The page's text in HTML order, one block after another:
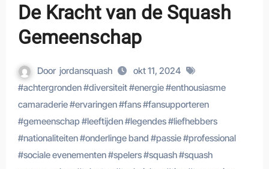
De Kracht van de Squash
Gemeenschap
Door jordansquash
okt 11, 2024
#achtergronden#diversiteit#energie#enthousiasme
camaraderie#ervaringen#fans#fansupporteren
#gemeenschap#leeftijden#legendes#liefhebbers
#nationaliteiten#onderlinge band #passie#professional
#sociale evenementen#spelers#squash#squash